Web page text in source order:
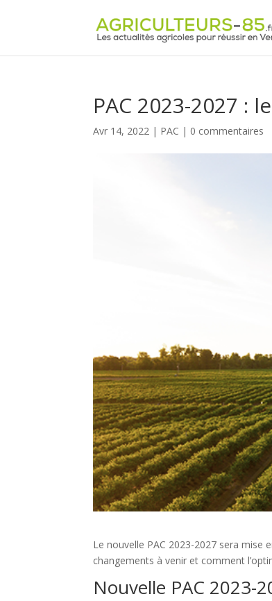
PAC 2023-2027 :
Avr 14, 2022 | PAC | 0 commentaires
Le nouvelle PAC 2023-2027 sera mise
changements à venir et comment
Nouvelle PAC 2023-